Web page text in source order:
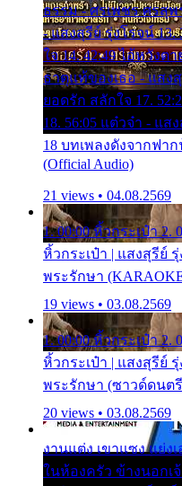
ธรรม - ศรเพชร ศรสุ
- แสงสุรีย์ รุ่งโรจน์
ใจ 14. 42:49 ไอ้หวังต
ธาตุแท้ของเธอ - แสง
ยอดรัก สลักใจ 17.
18. 56:05 แต๋วจ๋า - แส
18 บทเพลงดังจากฟา
(Official Audio)
21 views • 04.08.2569
1. 00:00 หิ้วกระเป๋า 2.
หิ้วกระเป๋า | แสงสุรีย์
พระรักษา
19 views • 03.08.2569
1. 00:00 หิ้วกระเป๋า 2.
หิ้วกระเป๋า | แสงสุรีย์
พระรักษา (ซาวด์ดนต
20 views • 03.08.2569
งานแต่ง เขาแซง แย่
ในห้องครัว ข้างนอกเ